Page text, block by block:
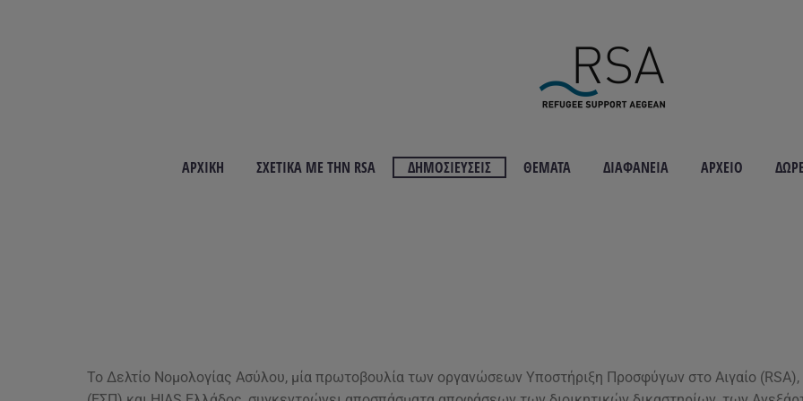
ΑΡΧΙΚΉ ΣΧΕΤΙΚΆ ΜΕ ΤΗΝ RSA ΔΗΜΟΣΙΕΎΣΕΙΣ ΘΈΜΑΤΑ ΔΙΑΦΆΝΕΙΑ ΑΡΧΕΊΟ
Το Δελτίο Νομολογίας Ασύλου, μία πρωτοβουλία των οργανώσεων Υποστήριξη Προσφύγων στο Αιγαίο (RSA),